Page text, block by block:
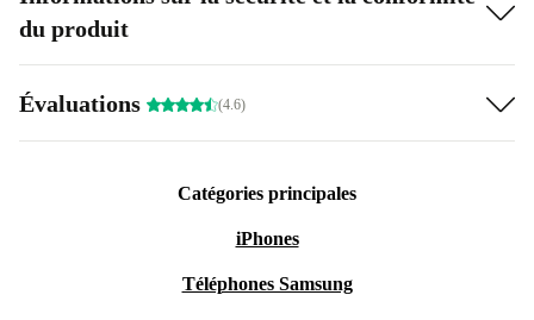
du produit
Évaluations (4.6)
Catégories principales
iPhones
Téléphones Samsung